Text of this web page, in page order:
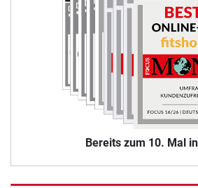
Bereits zum 10. Mal